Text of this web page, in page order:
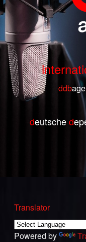
ddb
deutsched
Translator
Powered by